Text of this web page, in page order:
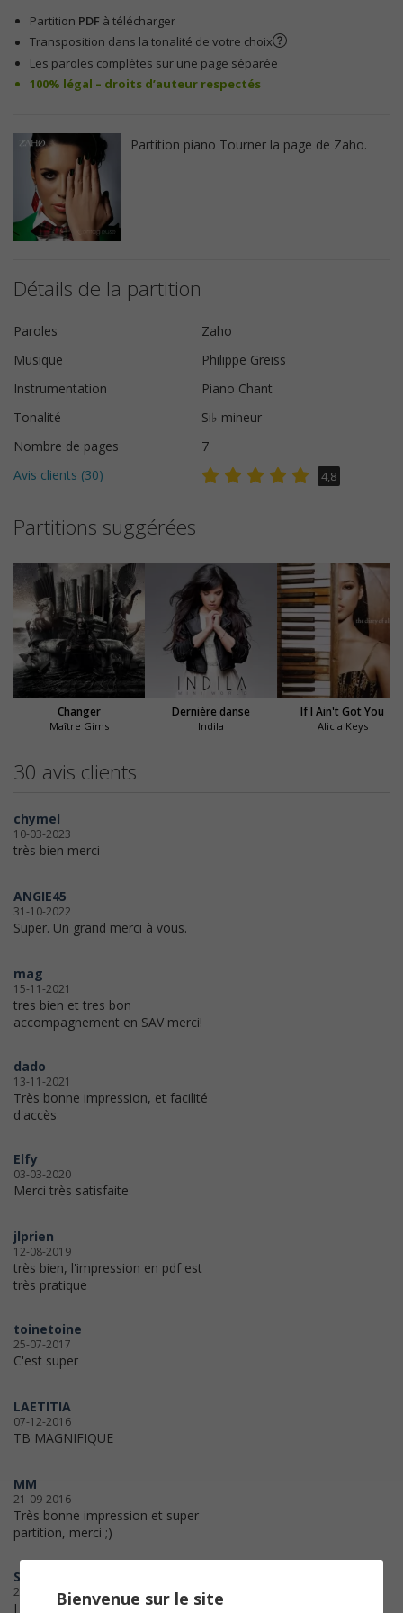
Partition PDF à télécharger
Transposition dans la tonalité de votre choix
Les paroles complètes sur une page séparée
100% légal – droits d’auteur respectés
Partition piano Tourner la page de Zaho.
Détails de la partition
Paroles
Zaho
Musique
Philippe Greiss
Instrumentation
Piano Chant
Tonalité
Si♭ mineur
Nombre de pages
7
Avis clients (30) 4,8
Partitions suggérées
Changer
Maître Gims
Dernière danse
Indila
If I Ain't Got You
Alicia Keys
30 avis clients
chymel
10-03-2023
très bien merci
ANGIE45
31-10-2022
Super. Un grand merci à vous.
mag
15-11-2021
tres bien et tres bon
accompagnement en SAV merci!
dado
13-11-2021
Très bonne impression, et facilité
d'accès
Elfy
03-03-2020
Merci très satisfaite
jlprien
12-08-2019
très bien, l'impression en pdf est
très pratique
toinetoine
25-07-2017
C'est super
LAETITIA
07-12-2016
TB MAGNIFIQUE
MM
21-09-2016
Très bonne impression et super
partition, merci ;)
Sophia
28-05-2016
Hat alles sehr gut geklappt.
Bienvenue sur le site